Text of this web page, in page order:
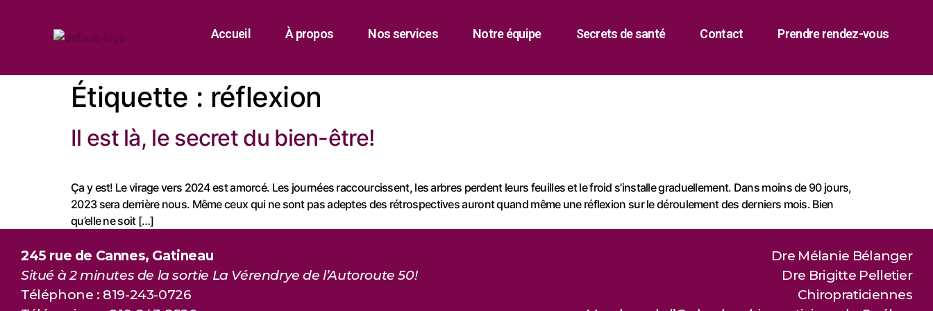
Accueil À propos Nos services Notre équipe Secrets de santé Contact Prendre rendez-vous
Étiquette : réflexion
Il est là, le secret du bien-être!
Ça y est! Le virage vers 2024 est amorcé. Les journées raccourcissent, les arbres perdent leurs feuilles et le froid s’installe graduellement. Dans moins de 90 jours,
2023 sera derrière nous. Même ceux qui ne sont pas adeptes des rétrospectives auront quand même une réflexion sur le déroulement des derniers mois. Bien
qu’elle ne soit […]
245 rue de Cannes, Gatineau
Situé à 2 minutes de la sortie La Vérendrye de l’Autoroute 50!
Téléphone : 819-243-0726
Dre Mélanie Bélanger
Dre Brigitte Pelletier
Chiropraticiennes